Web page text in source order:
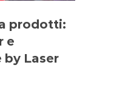
prodotti:
e
by Laser